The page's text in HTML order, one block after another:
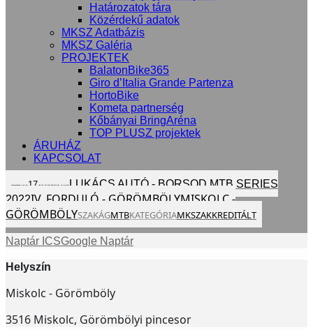
Határozatok tára
Közérdekű adatok
MKSZ Adatbázis
MKSZ Galéria
PROJEKTEK
BalatonBike365
Giro d’Italia Grande Partenza
HortoBike
Kometa partnerség
Kőbányai BringAréna
TOP PLUSZ projektek
ÁRUHÁZ
KAPCSOLAT
2022VAS17JÚL EGÉSZ NAPLUKÁCS AUTÓ - BORSOD MTB SERIES
2022IV. FORDULÓ - GÖRÖMBÖLYMISKOLC -
GÖRÖMBÖLYSZAKÁGMTBKATEGÓRIAMKSZAKKREDITÁLT
Naptár ICSGoogle Naptár
Helyszín
Miskolc - Görömböly
3516 Miskolc, Görömbölyi pincesor